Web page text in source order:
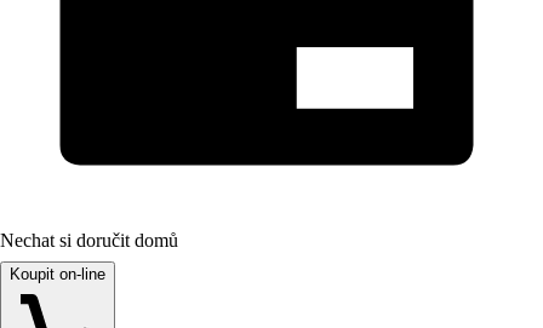
Nechat si doručit domů
Koupit on-line